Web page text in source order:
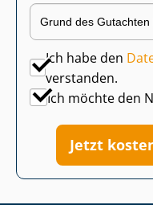
Ich habe den
verstanden.
Ich möchte den
Jetzt